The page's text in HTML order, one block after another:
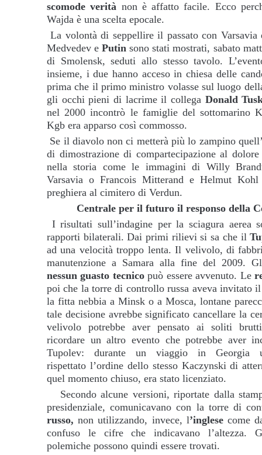
scomode verità non è affatto facile. Ecco
Wajda è una scelta epocale.
La volontà di seppellire il passato con
Medvedev ePutin sono stati mostrati, sabato
di Smolensk, seduti allo stesso tavolo.
insieme, i due hanno acceso in chiesa delle
prima che il primo ministro volasse sul luogo
gli occhi pieni di lacrime il collega Donald
nel 2000 incontrò le famiglie del sottomarino
Kgb era apparso così commosso.
Se il diavolo non ci metterà più lo zampino
di dimostrazione di compartecipazione al
nella storia come le immagini di Willy
Varsavia o Francois Mitterand e Helmut
preghiera al cimitero di Verdun.
Centrale per il futuro il responso della
I risultati sull’indagine per la sciagura aerea
rapporti bilaterali. Dai primi rilievi si sa che il
ad una velocità troppo lenta. Il velivolo, di
manutenzione a Samara alla fine del 2009.
nessun guasto tecnicopuò essere avvenuto. Le
poi che la torre di controllo russa aveva invitato
la fitta nebbia a Minsk o a Mosca, lontane
tale decisione avrebbe significato cancellare la
velivolo potrebbe aver pensato ai soliti
ricordare un altro evento che potrebbe aver
Tupolev: durante un viaggio in Georgia
rispettato l’ordine dello stesso Kaczynski di
quel momento chiuso, era stato licenziato.
Secondo alcune versioni, riportate dalla
presidenziale, comunicavano con la torre di
russo, non utilizzando, invece, l’inglesecome
confuso le cifre che indicavano l’altezza.
polemiche possono quindi essere trovati.